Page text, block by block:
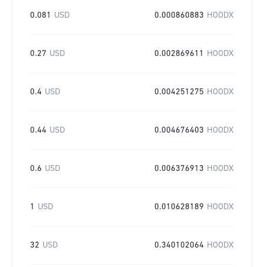
0.081 USD 0.000860883 HOODX
0.27 USD 0.002869611 HOODX
0.4 USD 0.004251275 HOODX
0.44 USD 0.004676403 HOODX
0.6 USD 0.006376913 HOODX
1 USD 0.010628189 HOODX
32 USD 0.340102064 HOODX